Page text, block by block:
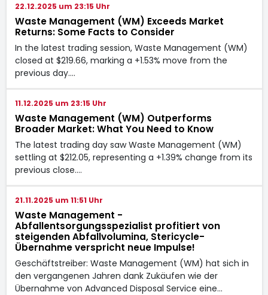
22.12.2025 um 23:15 Uhr
Waste Management (WM) Exceeds Market
Returns: Some Facts to Consider
In the latest trading session, Waste Management (WM)
closed at $219.66, marking a +1.53% move from the
previous day.…
11.12.2025 um 23:15 Uhr
Waste Management (WM) Outperforms
Broader Market: What You Need to Know
The latest trading day saw Waste Management (WM)
settling at $212.05, representing a +1.39% change from its
previous close.…
21.11.2025 um 11:51 Uhr
Waste Management -
Abfallentsorgungsspezialist profitiert von
steigenden Abfallvolumina, Stericycle-
Übernahme verspricht neue Impulse!
Geschäftstreiber: Waste Management (WM) hat sich in
den vergangenen Jahren dank Zukäufen wie der
Übernahme von Advanced Disposal Service eine…